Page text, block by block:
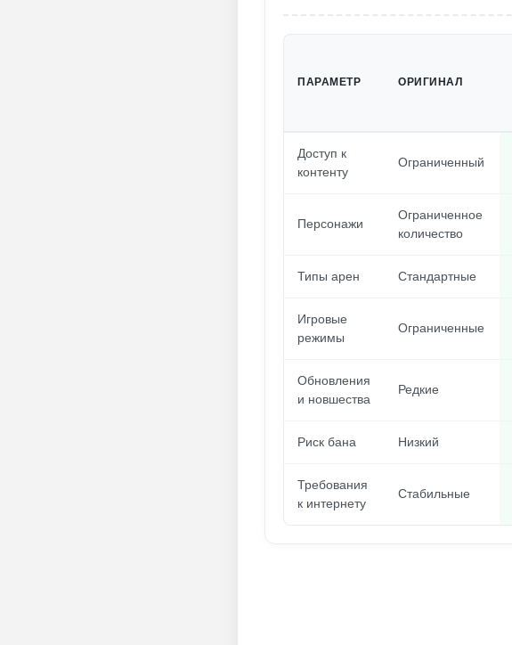
ПАРАМЕТР ОРИГИНАЛ
Доступ к
контенту
Ограниченный
Персонажи
Ограниченное
количество
Типы арен Стандартные
Игровые
режимы
Ограниченные
Обновления
и новшества
Редкие
Риск бана Низкий
Требования
к интернету
Стабильные